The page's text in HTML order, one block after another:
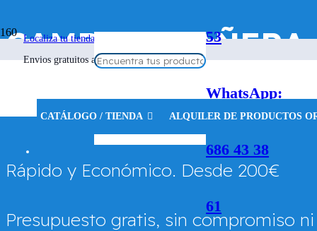
Localiza tu tienda más cercana
Envios gratuitos a partir de 100€
53
WhatsApp:
686 43 38
61
CATÁLOGO / TIENDA ALQUILER DE PRODUCTOS
CAMBIAR BAÑERA
Tu renoveducha
Vigo en Madrid –
Rápido y Económico. Desde 200€
Presupuesto gratis, sin compromiso